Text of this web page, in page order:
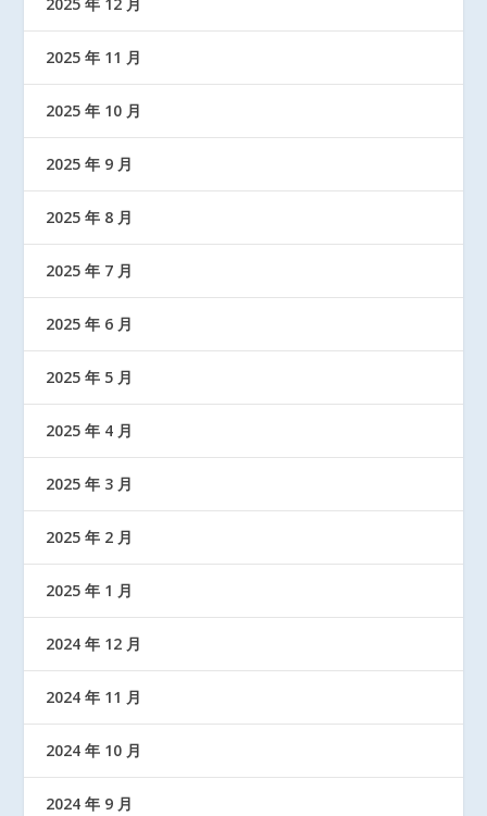
2025 年 11 月
2025 年 10 月
2025 年 9 月
2025 年 8 月
2025 年 7 月
2025 年 6 月
2025 年 5 月
2025 年 4 月
2025 年 3 月
2025 年 2 月
2025 年 1 月
2024 年 12 月
2024 年 11 月
2024 年 10 月
2024 年 9 月